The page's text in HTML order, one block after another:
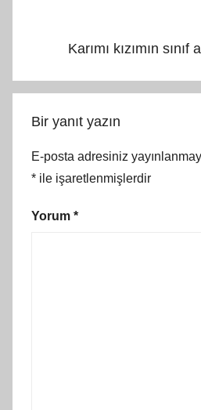
Karımı kızımın
Bir yanıt yazın
E-posta adresiniz
* ile işaretlenmişlerdir
Yorum *